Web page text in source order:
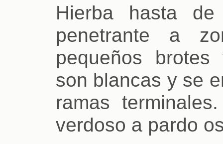
Hierba hasta
penetrante a
pequeños
son blancas y se
ramas
verdoso a pardo